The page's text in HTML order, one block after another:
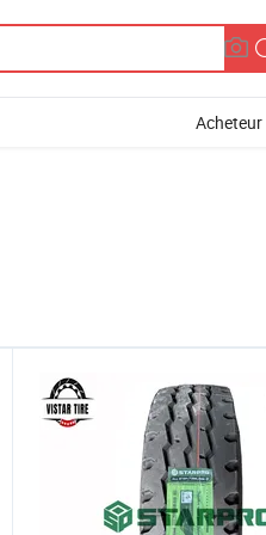
Acheteur